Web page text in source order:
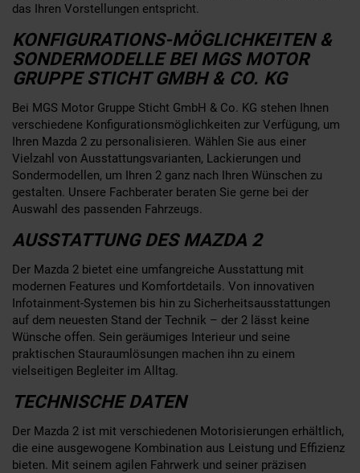
das Ihren Vorstellungen entspricht.
KONFIGURATIONS-MÖGLICHKEITEN &
SONDERMODELLE BEI MGS MOTOR
GRUPPE STICHT GMBH & CO. KG
Bei MGS Motor Gruppe Sticht GmbH & Co. KG stehen Ihnen
verschiedene Konfigurationsmöglichkeiten zur Verfügung, um
Ihren Mazda 2 zu personalisieren. Wählen Sie aus einer
Vielzahl von Ausstattungsvarianten, Lackierungen und
Sondermodellen, um Ihren 2 ganz nach Ihren Wünschen zu
gestalten. Unsere Fachberater beraten Sie gerne bei der
Auswahl des passenden Fahrzeugs.
AUSSTATTUNG DES MAZDA 2
Der Mazda 2 bietet eine umfangreiche Ausstattung mit
modernen Features und Komfortdetails. Von innovativen
Infotainment-Systemen bis hin zu Sicherheitsausstattungen
auf dem neuesten Stand der Technik – der 2 lässt keine
Wünsche offen. Sein geräumiges Interieur und seine
praktischen Stauraumlösungen machen ihn zu einem
vielseitigen Begleiter im Alltag.
TECHNISCHE DATEN
Der Mazda 2 ist mit verschiedenen Motorisierungen erhältlich,
die eine ausgewogene Kombination aus Leistung und Effizienz
bieten. Mit seinem agilen Fahrwerk und seiner präzisen